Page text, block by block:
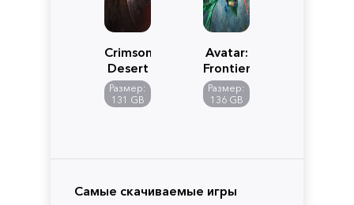
Crimson
Desert
Размер:
131 GB
Avatar:
Frontiers
of
Pandora
Размер:
136 GB
Самые скачиваемые игры